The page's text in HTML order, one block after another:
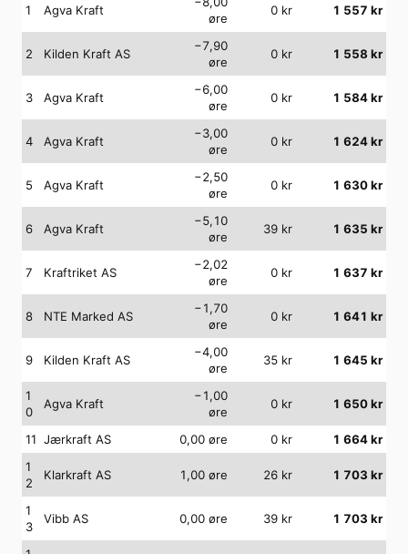
1 Agva Kraft
øre
0 kr 1 557 kr
2 Kilden Kraft AS
−7,90
øre
0 kr 1 558 kr
3 Agva Kraft
−6,00
øre
0 kr 1 584kr
4 Agva Kraft
−3,00
øre
0 kr 1 624kr
5 Agva Kraft
−2,50
øre
0 kr 1 630kr
6 Agva Kraft
−5,10
øre
39 kr 1 635 kr
7 Kraftriket AS
−2,02
øre
0 kr 1 637 kr
8 NTE Marked AS
−1,70
øre
0 kr 1 641 kr
9 Kilden Kraft AS
−4,00
øre
35 kr 1 645 kr
1
0
Agva Kraft
−1,00
øre
0 kr 1 650kr
11 Jærkraft AS 0,00 øre 0 kr 1 664kr
1
2
Klarkraft AS 1,00 øre 26 kr 1 703 kr
1
3
Vibb AS 0,00 øre 39 kr 1 703 kr